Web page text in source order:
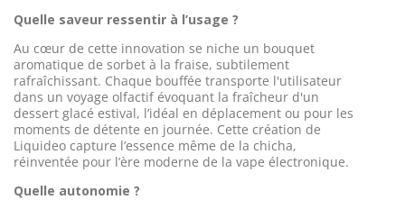
Quelle saveur ressentir à l’usage ?
Au cœur de cette innovation se niche un bouquet
aromatique de sorbet à la fraise, subtilement
rafraîchissant. Chaque bouffée transporte l'utilisateur
dans un voyage olfactif évoquant la fraîcheur d'un
dessert glacé estival, l’idéal en déplacement ou pour les
moments de détente en journée. Cette création de
Liquideo capture l’essence même de la chicha,
réinventée pour l’ère moderne de la vape électronique.
Quelle autonomie ?